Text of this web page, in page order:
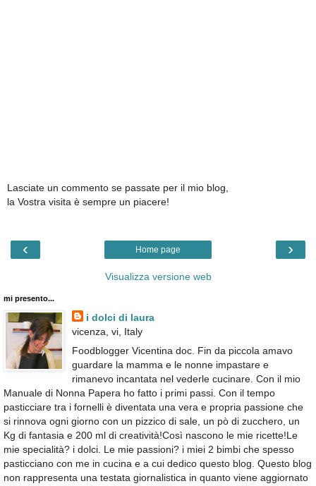
Lasciate un commento se passate per il mio blog,
la Vostra visita è sempre un piacere!
‹ ›
Home page
Visualizza versione web
mi presento...
i dolci di laura
vicenza, vi, Italy
Foodblogger Vicentina doc. Fin da piccola amavo
guardare la mamma e le nonne impastare e
rimanevo incantata nel vederle cucinare. Con il mio
Manuale di Nonna Papera ho fatto i primi passi. Con il tempo
pasticciare tra i fornelli è diventata una vera e propria passione che
si rinnova ogni giorno con un pizzico di sale, un pò di zucchero, un
Kg di fantasia e 200 ml di creatività!Così nascono le mie ricette!Le
mie specialità? i dolci. Le mie passioni? i miei 2 bimbi che spesso
pasticciano con me in cucina e a cui dedico questo blog. Questo blog
non rappresenta una testata giornalistica in quanto viene aggiornato